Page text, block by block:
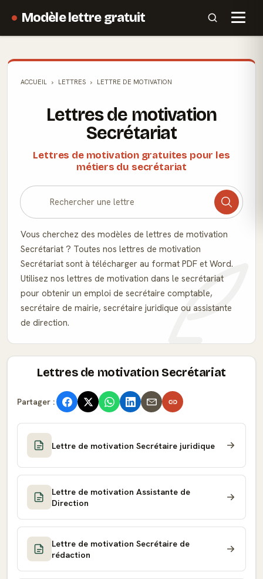
Modèle lettre gratuit
ACCUEIL LETTRES LETTRE DE MOTIVATION
Lettres de motivation
Secrétariat
Lettres de motivation gratuites pour les
métiers du secrétariat
Vous cherchez des modèles de lettres de motivation
Secrétariat ? Toutes nos lettres de motivation
Secrétariat sont à télécharger au format PDF et Word.
Utilisez nos lettres de motivation dans le secrétariat
pour obtenir un emploi de secrétaire comptable,
secrétaire de mairie, secrétaire juridique ou assistante
de direction.
Lettres de motivation Secrétariat
Partager :
Lettre de motivation Secrétaire juridique
Lettre de motivation Assistante de
Direction
Lettre de motivation Secrétaire de
rédaction